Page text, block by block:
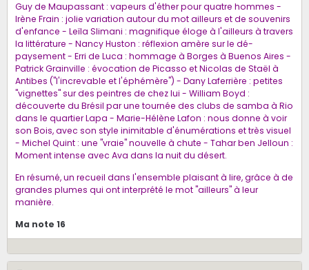
Guy de Maupassant : vapeurs d'éther pour quatre hommes -
Irène Frain : jolie variation autour du mot ailleurs et de souvenirs
d'enfance - Leïla Slimani : magnifique éloge à l'ailleurs à travers
la littérature - Nancy Huston : réflexion amère sur le dé-
paysement - Erri de Luca : hommage à Borges à Buenos Aires -
Patrick Grainville : évocation de Picasso et Nicolas de Staël à
Antibes ("l'increvable et l'éphémère") - Dany Laferrière : petites
"vignettes" sur des peintres de chez lui - William Boyd :
découverte du Brésil par une tournée des clubs de samba à Rio
dans le quartier Lapa - Marie-Hélène Lafon : nous donne à voir
son Bois, avec son style inimitable d'énumérations et très visuel
- Michel Quint : une "vraie" nouvelle à chute - Tahar ben Jelloun :
Moment intense avec Ava dans la nuit du désert.
En résumé, un recueil dans l'ensemble plaisant à lire, grâce à de
grandes plumes qui ont interprété le mot "ailleurs" à leur
manière.
Ma note 16